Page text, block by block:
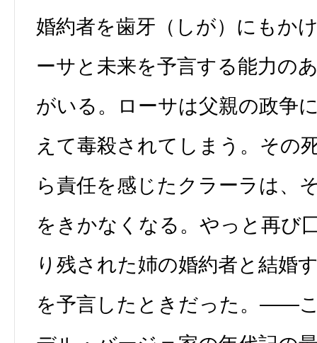
婚約者を歯牙（しが）にもか
ーサと未来を予言する能力の
がいる。ローサは父親の政争
えて毒殺されてしまう。その
ら責任を感じたクラーラは、
をきかなくなる。やっと再び
り残された姉の婚約者と結婚
を予言したときだった。――